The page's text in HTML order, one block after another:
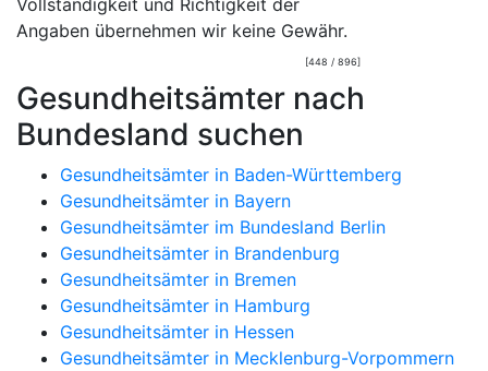
Angaben übernehmen wir keine Gewähr.
[448 / 896]
Gesundheitsämter nach
Bundesland suchen
Gesundheitsämter in Baden-Württemberg
Gesundheitsämter in Bayern
Gesundheitsämter im Bundesland Berlin
Gesundheitsämter in Brandenburg
Gesundheitsämter in Bremen
Gesundheitsämter in Hamburg
Gesundheitsämter in Hessen
Gesundheitsämter in Mecklenburg-Vorpommern